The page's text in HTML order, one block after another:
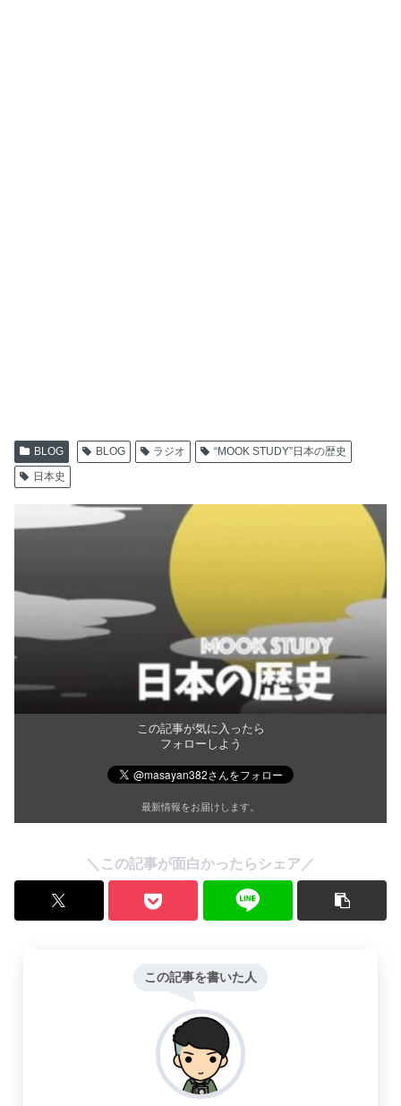
BLOG BLOG ラジオ
“MOOK STUDY”日本の歴史
日本史
この記事が気に入ったら
フォローしよう
最新情報をお届けします。
＼この記事が面白かったらシェア／
この記事を書いた人